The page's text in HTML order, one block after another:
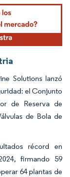
según CC BY 4.0.
Solutions lanzó
el Conjunto
de Reserva de
de Bola de
récord en
firmando 59
64 plantas de